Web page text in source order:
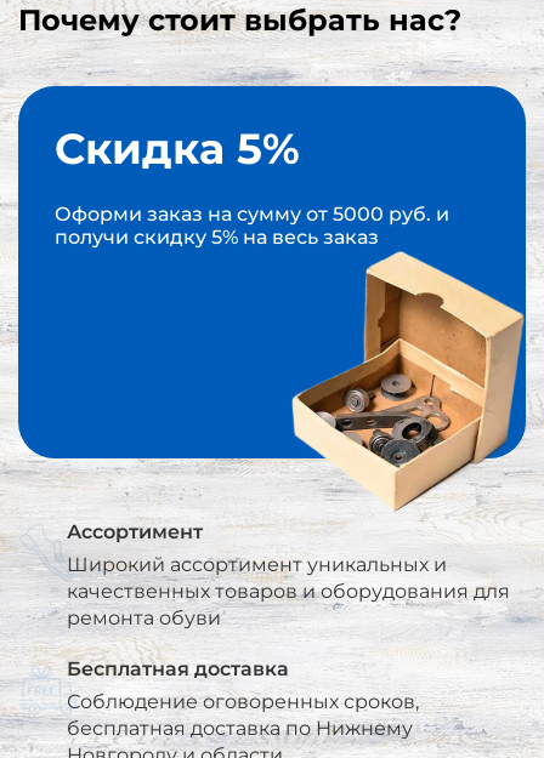
Почему стоит выбрать нас?
Скидка 5%
Оформи заказ на сумму от 5000 руб. и
получи скидку 5% на весь заказ
Ассортимент
Широкий ассортимент уникальных и
качественных товаров и оборудования для
ремонта обуви
Бесплатная доставка
Соблюдение оговоренных сроков,
бесплатная доставка по Нижнему